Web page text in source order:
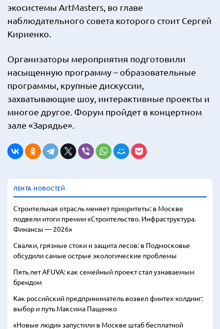
экосистемы ArtMasters, во главе
наблюдательного совета которого стоит Сергей
Кириенко.
Организаторы мероприятия подготовили
насыщенную программу – образовательные
программы, крупные дискуссии,
захватывающие шоу, интерактивные проекты и
многое другое. Форум пройдет в концертном
зале «Зарядье».
ЛЕНТА НОВОСТЕЙ
Строительная отрасль меняет приоритеты: в Москве
подвели итоги премии «Строительство. Инфраструктура.
Финансы — 2026»
Свалки, грязные стоки и защита лесов: в Подмосковье
обсудили самые острые экологические проблемы
Пять лет AFUVA: как семейный проект стал узнаваемым
брендом
Как российский предприниматель возвел финтех-холдинг:
выбор и путь Максима Пащенко
«Новые люди» запустили в Москве штаб бесплатной